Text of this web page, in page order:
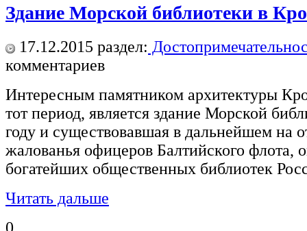
Здание Морской библиотеки в
17.12.2015 раздел:
комментариев
Интересным памятником архитектуры
тот период, является здание Морской
году и существовавшая в дальнейшем на
жалованья офицеров Балтийского флота,
богатейших общественных библиотек
Читать дальше